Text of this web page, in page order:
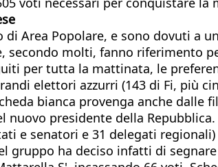
di Area Popolare, e sono dovuti a
secondo molti, fanno riferimento
per tutta la mattinata, le
elettori azzurri (143 di Fi, più
bianca provenga anche
nuovo presidente della
e senatori e 31 delegati
gruppo ha deciso infatti di